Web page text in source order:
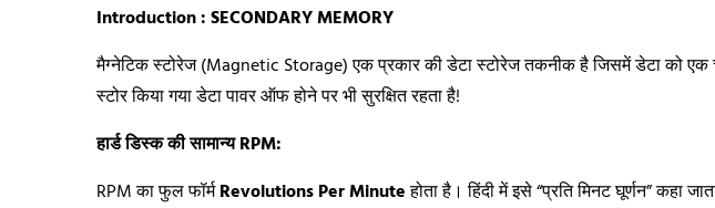
Introduction : SECONDARY MEMORY
मैग्नेटिक स्टोरेज (Magnetic Storage) एक प्रकार की डेटा स्टोरेज तकनीक है जिसमें डेटा को एक
स्टोर किया गया डेटा पावर ऑफ होने पर भी सुरक्षित रहता है!
हार्ड डिस्क की सामान्य RPM:
RPM का फुल फॉर्मRevolutions Per Minuteहोता है। हिंदी में इसे “प्रति मिनट घूर्णन” कहा